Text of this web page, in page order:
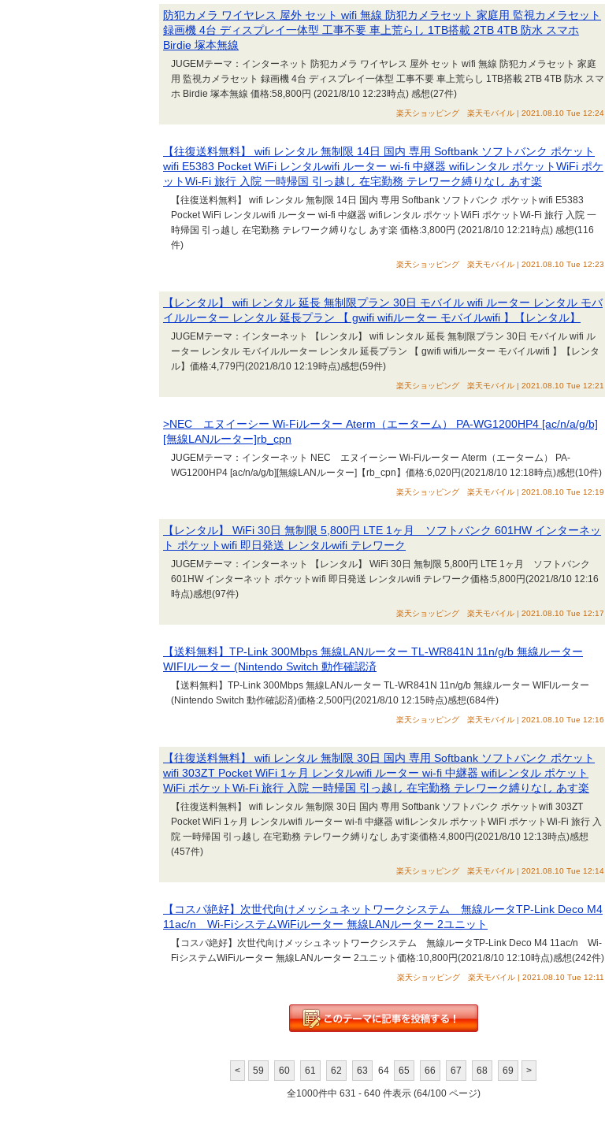
防犯カメラ ワイヤレス 屋外 セット wifi 無線 防犯カメラセット 家庭用 監視カメラセット
録画機 4台 ディスプレイ一体型 工事不要 車上荒らし 1TB搭載 2TB 4TB 防水 スマホ
Birdie 塚本無線
JUGEMテーマ：インターネット 防犯カメラ ワイヤレス 屋外 セット wifi 無線 防犯カメラセット 家庭
用 監視カメラセット 録画機 4台 ディスプレイ一体型 工事不要 車上荒らし 1TB搭載 2TB 4TB 防水 スマ
ホ Birdie 塚本無線 価格:58,800円 (2021/8/10 12:23時点) 感想(27件)
楽天ショッピング 楽天モバイル | 2021.08.10 Tue 12:24
【往復送料無料】 wifi レンタル 無制限 14日 国内 専用 Softbank ソフトバンク ポケット
wifi E5383 Pocket WiFi レンタルwifi ルーター wi-fi 中継器 wifiレンタル ポケットWiFi ポケ
ットWi-Fi 旅行 入院 一時帰国 引っ越し 在宅勤務 テレワーク縛りなし あす楽
【往復送料無料】 wifi レンタル 無制限 14日 国内 専用 Softbank ソフトバンク ポケットwifi E5383
Pocket WiFi レンタルwifi ルーター wi-fi 中継器 wifiレンタル ポケットWiFi ポケットWi-Fi 旅行 入院 一
時帰国 引っ越し 在宅勤務 テレワーク縛りなし あす楽 価格:3,800円 (2021/8/10 12:21時点) 感想(116
件)
楽天ショッピング 楽天モバイル | 2021.08.10 Tue 12:23
【レンタル】 wifi レンタル 延長 無制限プラン 30日 モバイル wifi ルーター レンタル モバ
イルルーター レンタル 延長プラン 【 gwifi wifiルーター モバイルwifi 】【レンタル】
JUGEMテーマ：インターネット 【レンタル】 wifi レンタル 延長 無制限プラン 30日 モバイル wifi ル
ーター レンタル モバイルルーター レンタル 延長プラン 【 gwifi wifiルーター モバイルwifi 】【レンタ
ル】価格:4,779円(2021/8/10 12:19時点)感想(59件)
楽天ショッピング 楽天モバイル | 2021.08.10 Tue 12:21
>NEC エヌイーシー Wi-Fiルーター Aterm（エーターム） PA-WG1200HP4 [ac/n/a/g/b]
[無線LANルーター]rb_cpn
JUGEMテーマ：インターネット NEC エヌイーシー Wi-Fiルーター Aterm（エーターム） PA-
WG1200HP4 [ac/n/a/g/b][無線LANルーター]【rb_cpn】価格:6,020円(2021/8/10 12:18時点)感想(10件)
楽天ショッピング 楽天モバイル | 2021.08.10 Tue 12:19
【レンタル】 WiFi 30日 無制限 5,800円 LTE 1ヶ月 ソフトバンク 601HW インターネッ
ト ポケットwifi 即日発送 レンタルwifi テレワーク
JUGEMテーマ：インターネット 【レンタル】 WiFi 30日 無制限 5,800円 LTE 1ヶ月 ソフトバンク
601HW インターネット ポケットwifi 即日発送 レンタルwifi テレワーク価格:5,800円(2021/8/10 12:16
時点)感想(97件)
楽天ショッピング 楽天モバイル | 2021.08.10 Tue 12:17
【送料無料】TP-Link 300Mbps 無線LANルーター TL-WR841N 11n/g/b 無線ルーター
WIFIルーター (Nintendo Switch 動作確認済
【送料無料】TP-Link 300Mbps 無線LANルーター TL-WR841N 11n/g/b 無線ルーター WIFIルーター
(Nintendo Switch 動作確認済)価格:2,500円(2021/8/10 12:15時点)感想(684件)
楽天ショッピング 楽天モバイル | 2021.08.10 Tue 12:16
【往復送料無料】 wifi レンタル 無制限 30日 国内 専用 Softbank ソフトバンク ポケット
wifi 303ZT Pocket WiFi 1ヶ月 レンタルwifi ルーター wi-fi 中継器 wifiレンタル ポケット
WiFi ポケットWi-Fi 旅行 入院 一時帰国 引っ越し 在宅勤務 テレワーク縛りなし あす楽
【往復送料無料】 wifi レンタル 無制限 30日 国内 専用 Softbank ソフトバンク ポケットwifi 303ZT
Pocket WiFi 1ヶ月 レンタルwifi ルーター wi-fi 中継器 wifiレンタル ポケットWiFi ポケットWi-Fi 旅行 入
院 一時帰国 引っ越し 在宅勤務 テレワーク縛りなし あす楽価格:4,800円(2021/8/10 12:13時点)感想
(457件)
楽天ショッピング 楽天モバイル | 2021.08.10 Tue 12:14
【コスパ絶好】次世代向けメッシュネットワークシステム 無線ルータTP-Link Deco M4
11ac/n Wi-FiシステムWiFiルーター 無線LANルーター 2ユニット
【コスパ絶好】次世代向けメッシュネットワークシステム 無線ルータTP-Link Deco M4 11ac/n Wi-
FiシステムWiFiルーター 無線LANルーター 2ユニット価格:10,800円(2021/8/10 12:10時点)感想(242件)
楽天ショッピング 楽天モバイル | 2021.08.10 Tue 12:11
< 59 60 61 62 63 64 65 66 67 68 69 >
全1000件中 631 - 640 件表示 (64/100 ページ)